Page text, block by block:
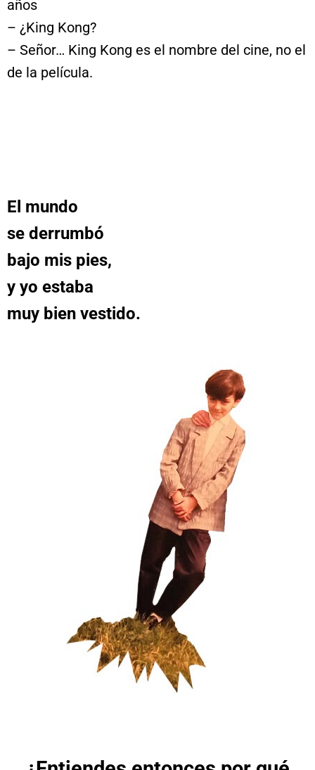
años
– ¿King Kong?
– Señor… King Kong es el nombre del cine, no el
de la película.
El mundo
se derrumbó
bajo mis pies,
y yo estaba
muy bien vestido.